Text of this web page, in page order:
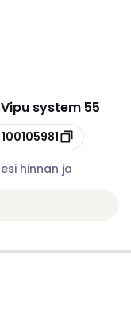
system 55
100105981
hinnan ja